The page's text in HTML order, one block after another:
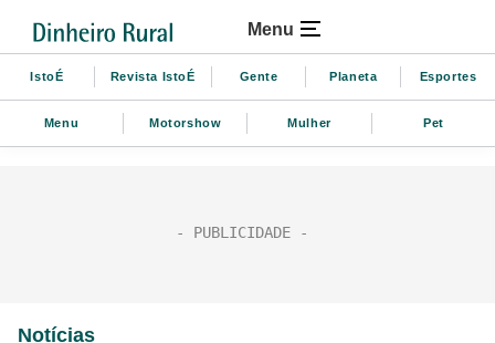
Menu
IstoÉ Revista IstoÉ Gente Planeta Esportes
Menu Motorshow Mulher Pet
Notícias